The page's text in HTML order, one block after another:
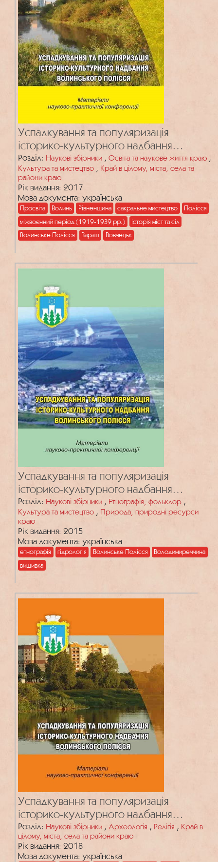
Успадкування та популяризація
історико-культурного надбання
Волинського Полісся
Розділ: Наукові збірники , Освіта та наукове життя краю ,
Культура та мистецтво , Край в цілому, міста, села та
райони краю
Рік видання: 2017
Мова документа: українська
Просвіта Волинь Рівненщина сакральне мистецтво
Полісся
міжвоєнний період (1919-1939 рр.)
історія міст та сіл
Волинське Полісся
Вараш Вовчецьк
Успадкування та популяризація
історико-культурного надбання
Волинського Полісся
Розділ: Наукові збірники , Етнографія, фольклор ,
Культура та мистецтво , Природа, природні ресурси
краю
Рік видання: 2015
Мова документа: українська
етнографія гідрологія Волинське Полісся
Володимиреччина
вишивка
Успадкування та популяризація
історико-культурного надбання
Волинського Полісся
Розділ: Наукові збірники , Археологія , Релігія , Край в
цілому, міста, села та райони краю
Рік видання: 2018
Мова документа: українська